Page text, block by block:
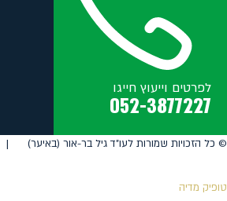
לפרטים וייעוץ חייגו
052-3877227
©️ כל הזכויות שמורות לעו"ד גיל בר-אור (באיער) |
טופיק מדיה